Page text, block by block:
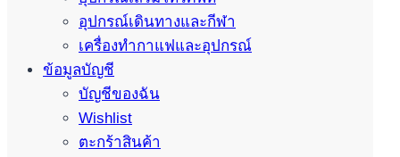
อุปกรณ์เดินทางและกีฬา
เครื่องทำกาแฟและอุปกรณ์
ข้อมูลบัญชี
บัญชีของฉัน
Wishlist
ตะกร้าสินค้า